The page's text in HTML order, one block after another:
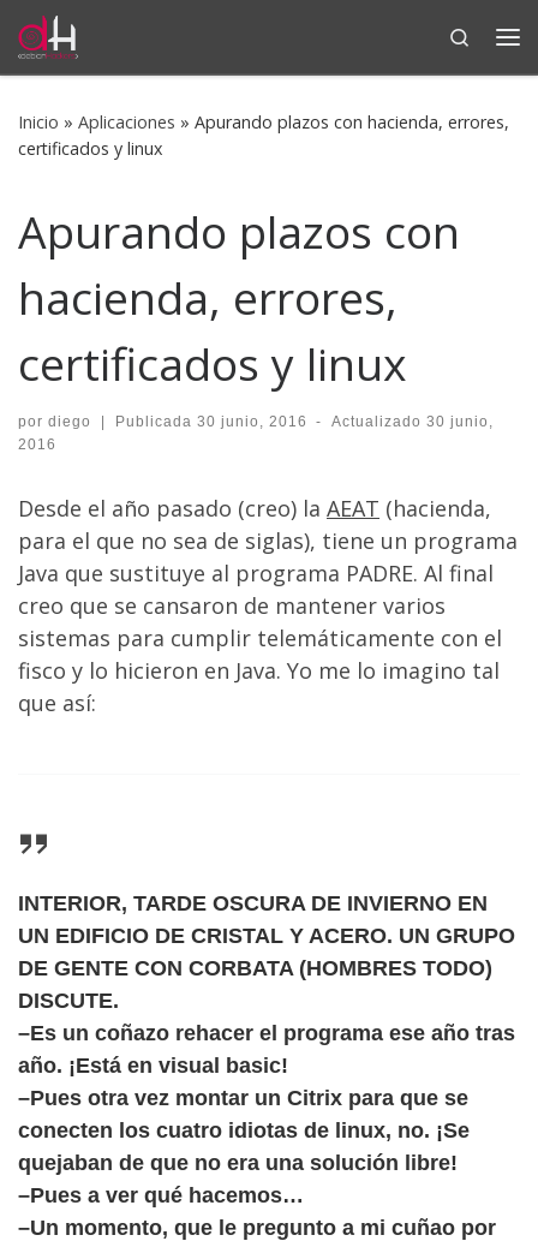
Saltar al contenido
Search
Inicio » Aplicaciones » Apurando plazos con hacienda, errores,
certificados y linux
Apurando plazos con
hacienda, errores,
certificados y linux
por diego | Publicada 30 junio, 2016 - Actualizado30 junio,
2016
Desde el año pasado (creo) la AEAT (hacienda,
para el que no sea de siglas), tiene un programa
Java que sustituye al programa PADRE. Al final
creo que se cansaron de mantener varios
sistemas para cumplir telemáticamente con el
fisco y lo hicieron en Java. Yo me lo imagino tal
que así:
INTERIOR, TARDE OSCURA DE INVIERNO EN
UN EDIFICIO DE CRISTAL Y ACERO. UN GRUPO
DE GENTE CON CORBATA (HOMBRES TODO)
DISCUTE.
–Es un coñazo rehacer el programa ese año tras
año. ¡Está en visual basic!
–Pues otra vez montar un Citrix para que se
conecten los cuatro idiotas de linux, no. ¡Se
quejaban de que no era una solución libre!
–Pues a ver qué hacemos…
–Un momento, que le pregunto a mi cuñao por